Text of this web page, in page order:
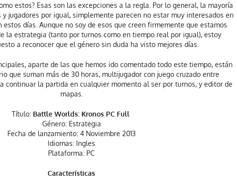
estos? Esas son las excepciones a la regla. Por lo general, la mayoría
jugadores por igual, simplemente parecen no estar muy interesados en
días. Aunque no soy de esos que creen firmemente que estamos
la estrategia (tanto por turnos como en tiempo real por igual), estoy
a reconocer que el género sin duda ha visto mejores días.
aparte de las que hemos ido comentado todo este tiempo, están
que suman más de 30 horas, multijugador con juego cruzado entre
continuar la partida en cualquier momento al ser por turnos, y editor de
mapas.
Título:Battle Worlds: Kronos PC Full
Género: Estrategia
Fecha de lanzamiento: 4 Noviembre 2013
Idiomas: Ingles
Plataforma: PC
Características